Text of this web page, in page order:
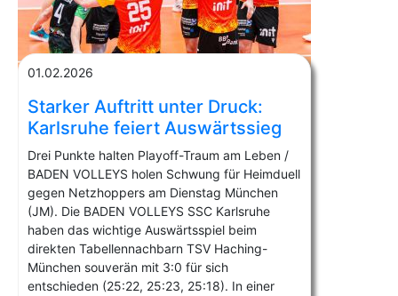
01.02.2026
Starker Auftritt unter Druck:
Karlsruhe feiert Auswärtssieg
Drei Punkte halten Playoff-Traum am Leben /
BADEN VOLLEYS holen Schwung für Heimduell
gegen Netzhoppers am Dienstag München
(JM). Die BADEN VOLLEYS SSC Karlsruhe
haben das wichtige Auswärtsspiel beim
direkten Tabellennachbarn TSV Haching-
München souverän mit 3:0 für sich
entschieden (25:22, 25:23, 25:18). In einer